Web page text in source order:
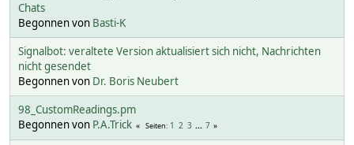
Chats
Begonnen von Basti-K
Signalbot: veraltete Version aktualisiert sich nicht, Nachrichten
nicht gesendet
Begonnen von Dr. Boris Neubert
98_CustomReadings.pm
Begonnen von P.A.Trick Seiten 1 2 3 ... 7